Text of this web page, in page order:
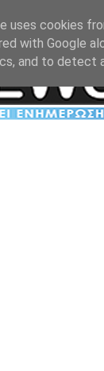
uses cookies
with Google
and to detect